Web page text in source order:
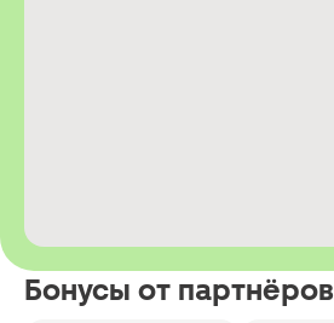
Бонусы от партнёров